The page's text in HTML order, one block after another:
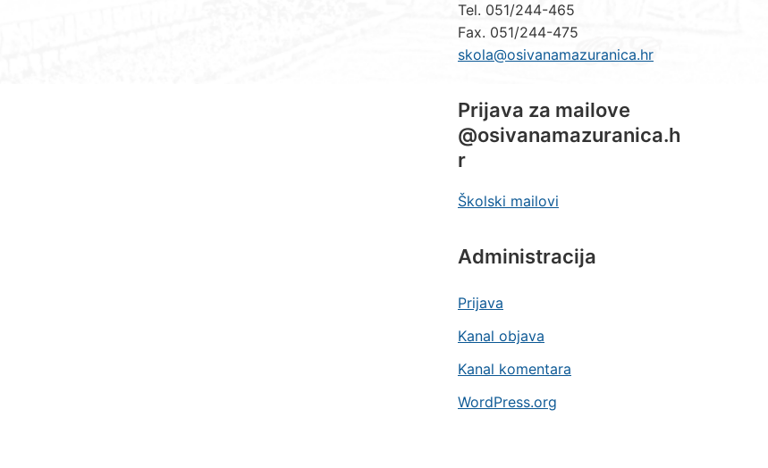
Tel. 051/244-465
Fax. 051/244-475
skola@osivanamazuranica.hr
Prijava za mailove
@osivanamazuranica.h
r
Školski mailovi
Administracija
Prijava
Kanal objava
Kanal komentara
WordPress.org